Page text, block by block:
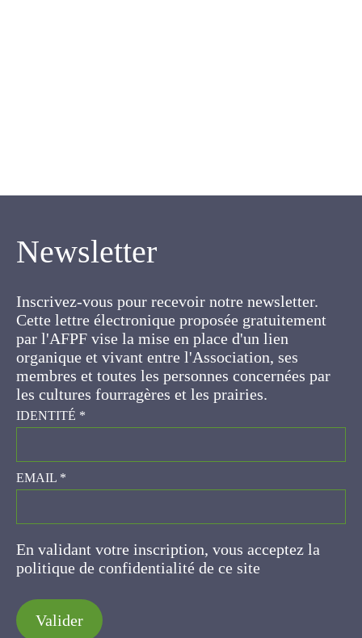
Newsletter
Cette lettre électronique proposée
gratuitement par l'AFPF vise la mise en place
d'un lien organique et vivant entre l'Association,
ses membres et toutes les personnes
concernées par les cultures fourragères et les
prairies.
IDENTITÉ*
EMAIL*
En validant votre inscription, vous acceptez la
politique de confidentialité de ce site
Valider